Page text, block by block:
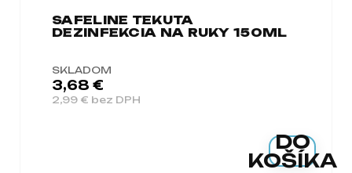
SAFELINE TEKUTA
DEZINFEKCIA NA RUKY 150ML
SKLADOM
2,99 € bez DPH
3,68 €
DO
KOŠÍKA